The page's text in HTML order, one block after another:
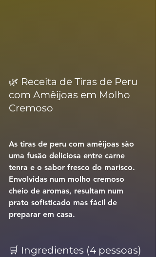
🌿 Receita de Tiras de Peru
com Amêijoas em Molho
Cremoso
As tiras de peru com amêijoas são
uma fusão deliciosa entre carne
tenra e o sabor fresco do marisco.
Envolvidas num molho cremoso
cheio de aromas, resultam num
prato sofisticado mas fácil de
preparar em casa.
🛒 Ingredientes (4 pessoas)